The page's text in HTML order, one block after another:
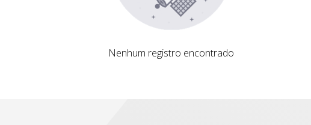
Nenhum registro encontradoNenhum registro encontrado